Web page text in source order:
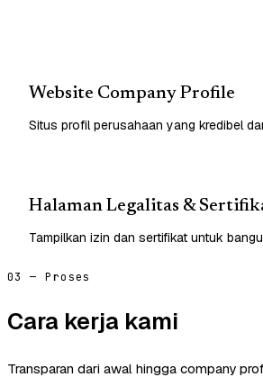
Website Company Profile
Situs profil perusahaan yang kredibel
Halaman Legalitas &
Tampilkan izin dan sertifikat untuk
03 — Proses
Cara kerja kami
Transparan dari awal hingga company